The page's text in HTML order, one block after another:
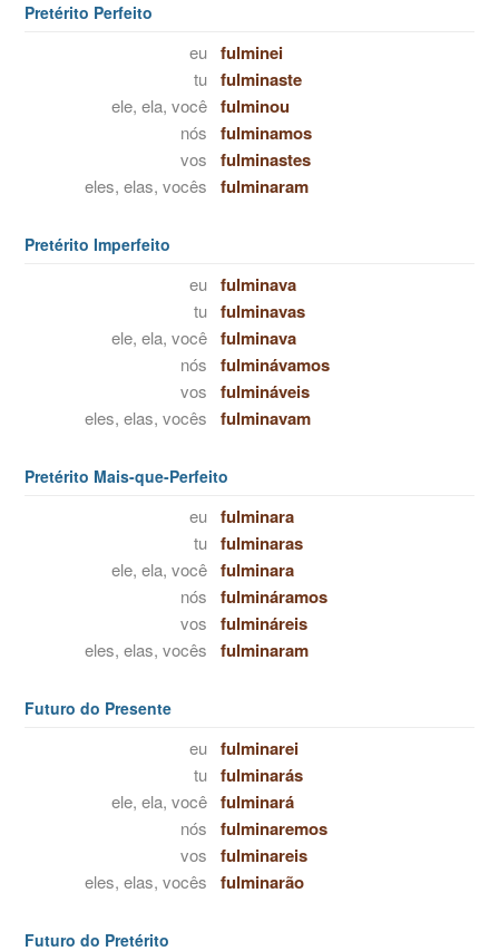
Pretérito Perfeito
eu fulminei
tu fulminaste
ele, ela, você fulminou
nós fulminamos
vos fulminastes
eles, elas, vocês fulminaram
Pretérito Imperfeito
eu fulminava
tu fulminavas
ele, ela, você fulminava
nós fulminávamos
vos fulmináveis
eles, elas, vocês fulminavam
Pretérito Mais-que-Perfeito
eu fulminara
tu fulminaras
ele, ela, você fulminara
nós fulmináramos
vos fulmináreis
eles, elas, vocês fulminaram
Futuro do Presente
eu fulminarei
tu fulminarás
ele, ela, você fulminará
nós fulminaremos
vos fulminareis
eles, elas, vocês fulminarão
Futuro do Pretérito